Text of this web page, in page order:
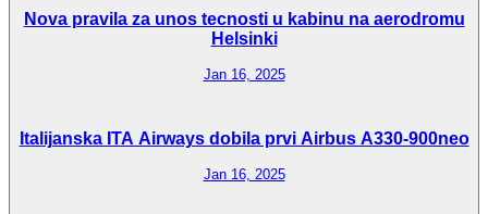
Nova pravila za unos tecnosti u kabinu na aerodromu
Helsinki
Jan 16, 2025
Italijanska ITA Airways dobila prvi Airbus A330-900neo
Jan 16, 2025